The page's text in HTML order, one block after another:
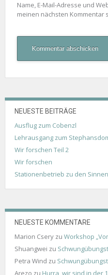
Name, E-Mail-Adresse und
meinen nächsten Kommentar
NEUESTE BEITRÄGE
Ausflug zum Cobenzl
Lehrausgang zum
Wir forschen Teil 2
Wir forschen
Stationenbetrieb zu den Sinnen
NEUESTE KOMMENTARE
Marion Csery zu Workshop
Shuangwei zu
Petra Wind zu
Arezo zu Hurra, wir sind in der